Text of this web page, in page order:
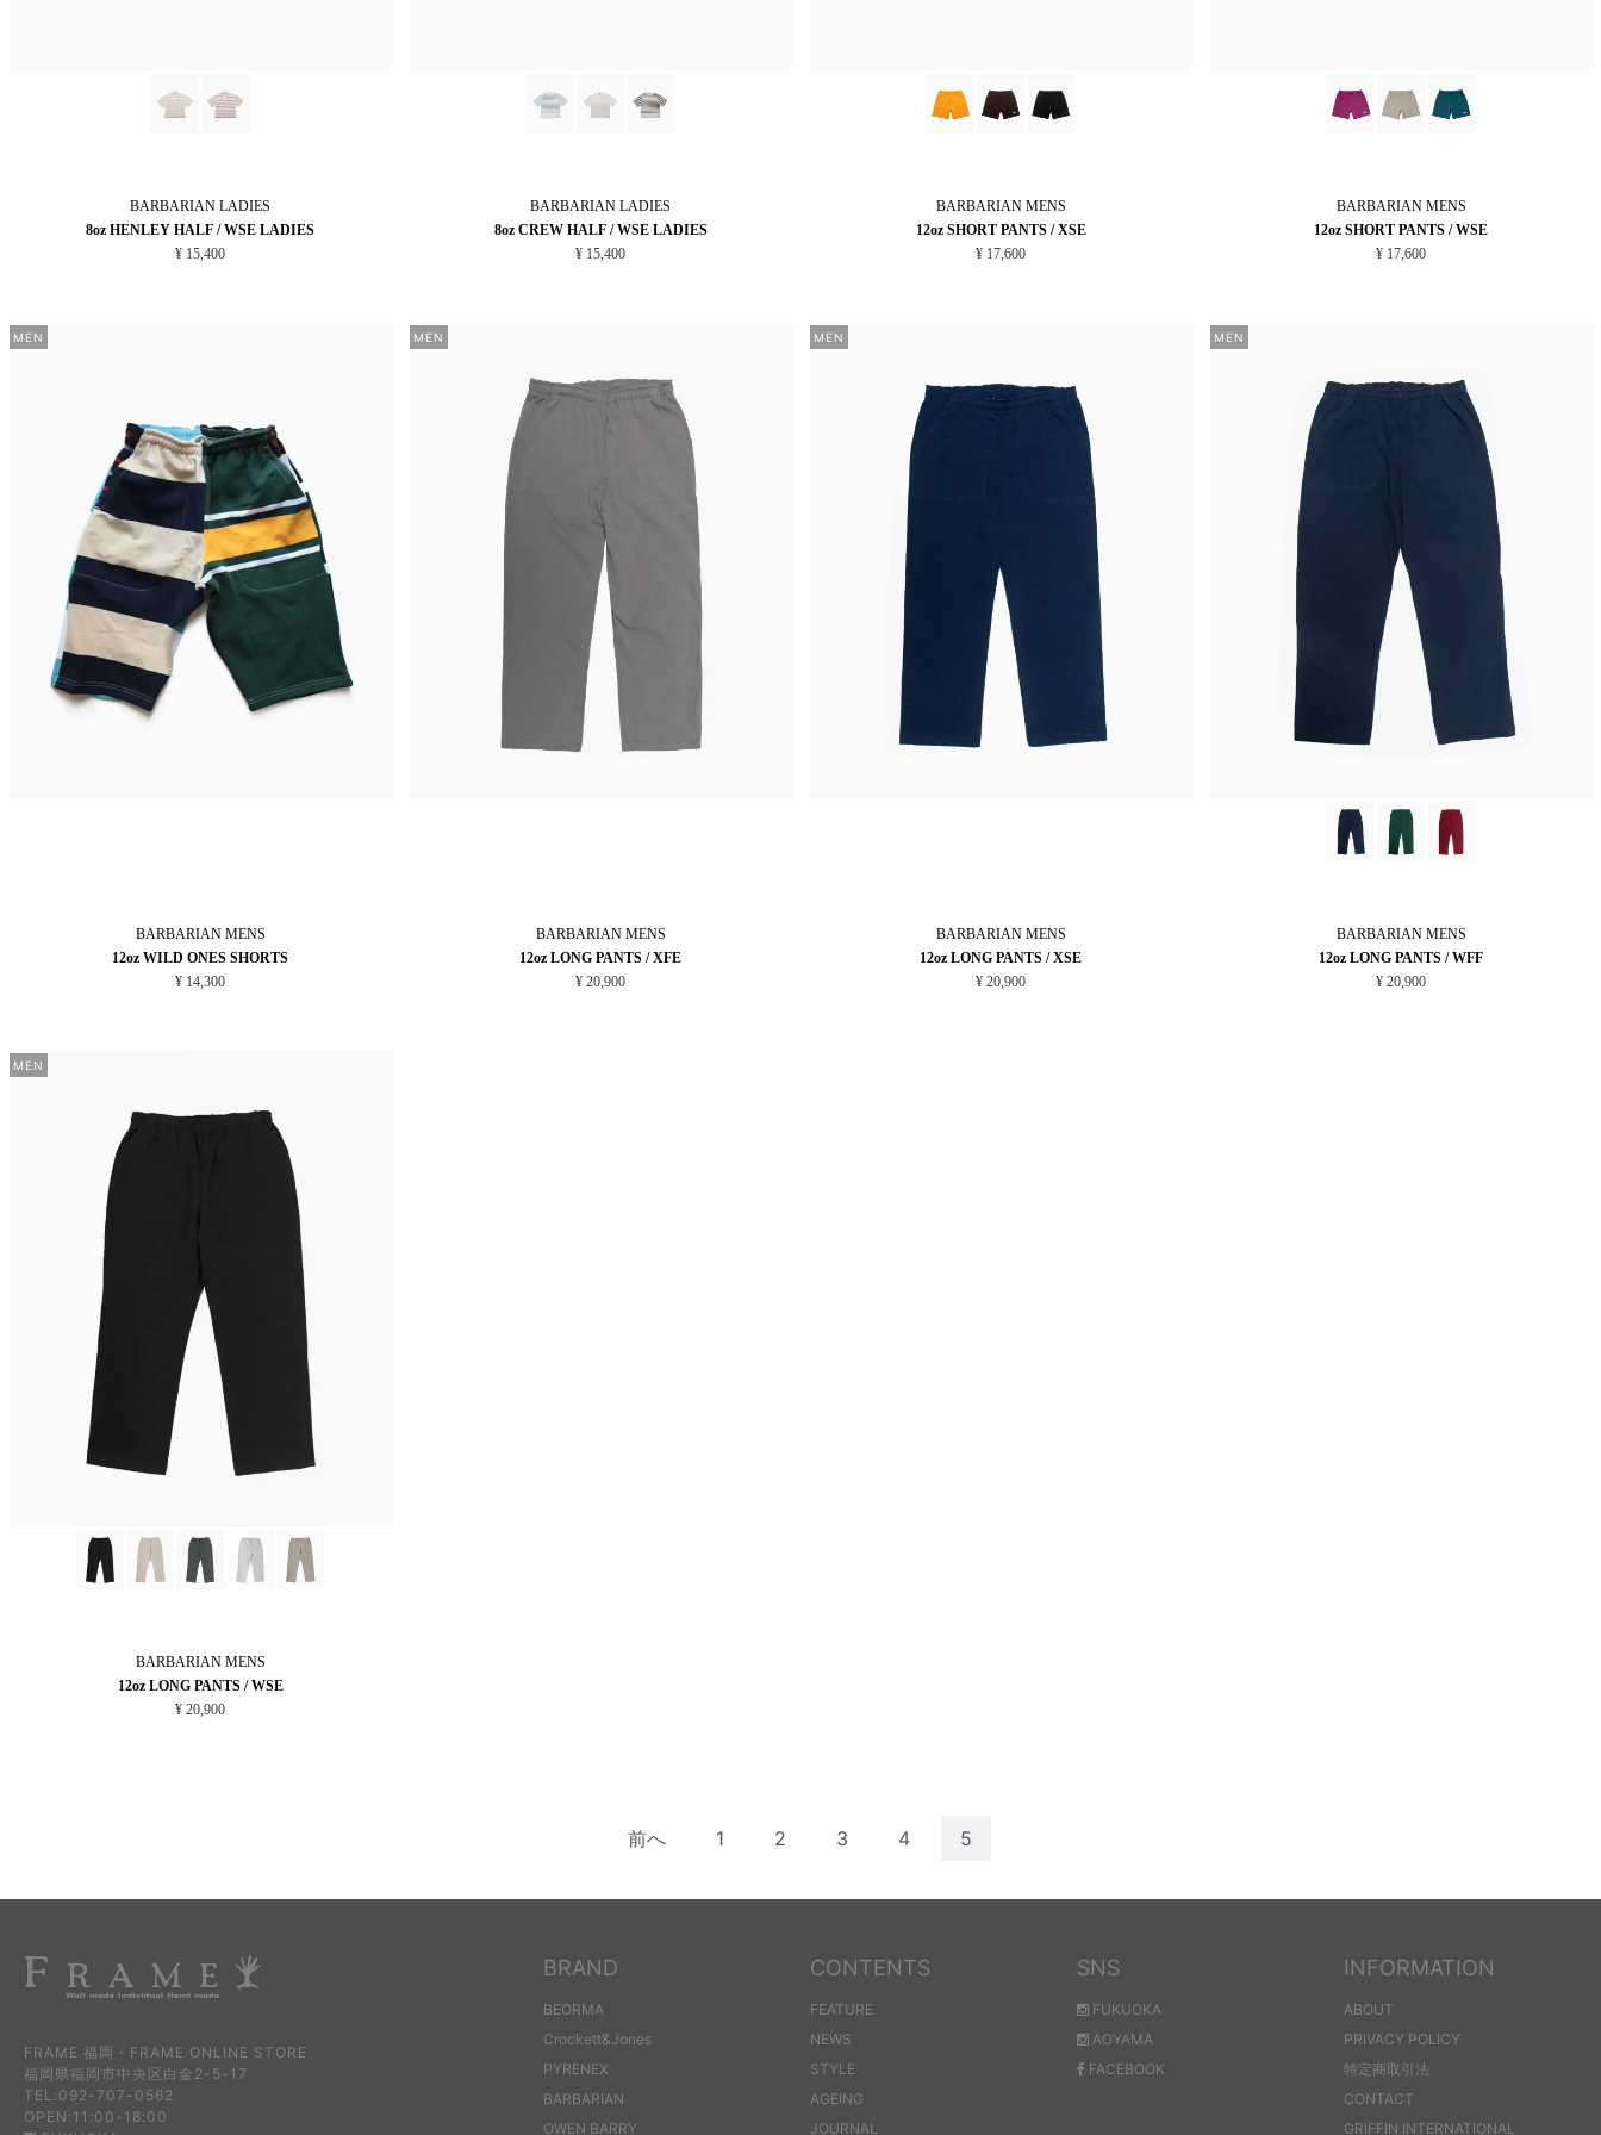
BARBARIAN LADIES
8oz HENLEY HALF / WSE LADIES
¥ 15,400
BARBARIAN LADIES
8oz CREW HALF / WSE LADIES
¥ 15,400
BARBARIANMENS
12oz SHORT PANTS / XSE
¥ 17,600
BARBARIANMENS
12oz SHORT PANTS / WSE
¥ 17,600
MEN
BARBARIANMENS
12oz WILD ONES SHORTS
¥ 14,300
MEN
BARBARIANMENS
12oz LONG PANTS / XFE
¥ 20,900
MEN
BARBARIANMENS
12oz LONG PANTS / XSE
¥ 20,900
MEN
BARBARIANMENS
12oz LONG PANTS / WFF
¥ 20,900
MEN
BARBARIANMENS
12oz LONG PANTS / WSE
¥ 20,900
前へ 1 2 3 4 5
FRAME 福岡・FRAME ONLINE STORE
福岡県福岡市中央区白金2-5-17
TEL:092-707-0562
OPEN:11:00-18:00
BRAND
BEORMA
Crockett&Jones
PYRENEX
BARBARIAN
OWEN BARRY
CONTENTS
FEATURE
NEWS
STYLE
AGEING
JOURNAL
SNS
FUKUOKA
AOYAMA
FACEBOOK
INFORMATION
ABOUT
PRIVACY POLICY
特定商取引法
CONTACT
GRIFFIN INTERNATIONAL